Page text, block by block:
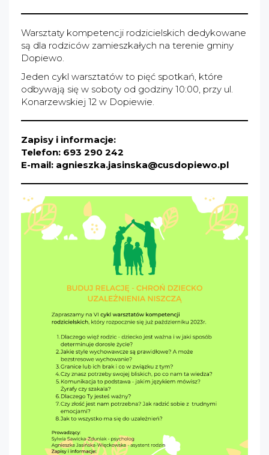
Warsztaty kompetencji rodzicielskich dedykowane
są dla rodziców zamieszkałych na terenie gminy
Dopiewo.
Jeden cykl warsztatów to pięć spotkań, które
odbywają się w soboty od godziny 10:00, przy ul.
Konarzewskiej 12 w Dopiewie.
Zapisy i informacje:
Telefon: 693 290 242
E-mail: agnieszka.jasinska@cusdopiewo.pl